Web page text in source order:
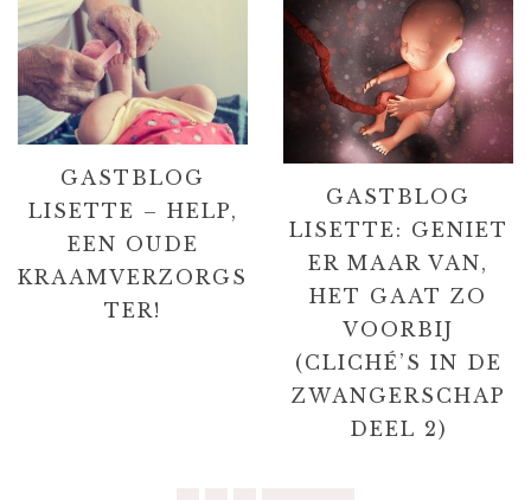
GASTBLOG
LISETTE – HELP,
EEN OUDE
KRAAMVERZORGS
TER!
GASTBLOG
LISETTE: GENIET
ER MAAR VAN,
HET GAAT ZO
VOORBIJ
(CLICHÉ’S IN DE
ZWANGERSCHAP
DEEL 2)